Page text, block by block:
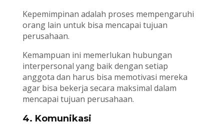
Kepemimpinan adalah proses mempengaruhi
orang lain untuk bisa mencapai tujuan
perusahaan.
Kemampuan ini memerlukan hubungan
interpersonal yang baik dengan setiap
anggota dan harus bisa memotivasi mereka
agar bisa bekerja secara maksimal dalam
mencapai tujuan perusahaan.
4. Komunikasi